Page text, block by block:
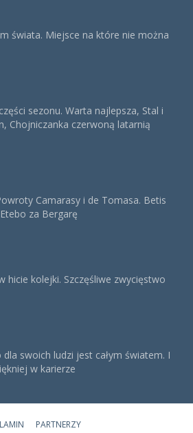
świata. Miejsce na które nie można
sezonu. Warta najlepsza, Stal i
Chojniczanka czerwoną latarnią
Camarasy i de Tomasa. Betis
za Bergarę
hicie kolejki. Szczęśliwe zwycięstwo
dla swoich ludzi jest całym światem. I
w karierze
PARTNERZY